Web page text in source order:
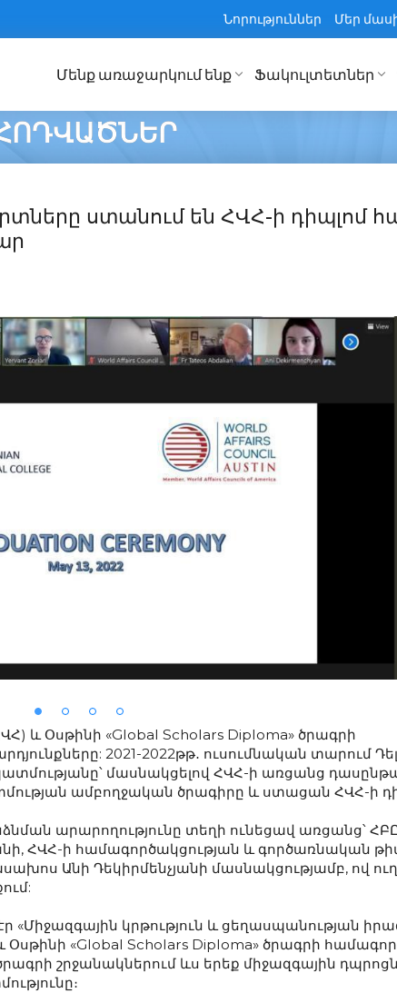
Նորություններ Մեր
Մենք առաջարկում ենք Ֆակուլտետներ
ստանում են ՀՎՀ-ի դիպլոմ
և Օսթինի «Global Scholars Diploma» ծրագրի
2021-2022թթ․ ուսումնական տարում
մասնակցելով ՀՎՀ-ի առցանց
ամբողջական ծրագիրը և ստացան ՀՎՀ-ի
արարողությունը տեղի ունեցավ առցանց՝
ՀՎՀ-ի համագործակցության և գործառնական
Անի Դեկիրմենչյանի մասնակցությամբ, ով
կրթություն և ցեղասպանության
«Global Scholars Diploma» ծրագրի
շրջանակներում ևս երեք միջազգային